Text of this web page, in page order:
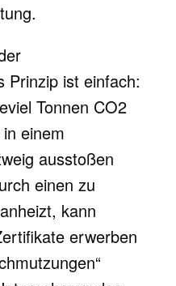
Prinzip ist einfach:
Tonnen CO2
einem
ausstoßen
einen zu
kann
erwerben